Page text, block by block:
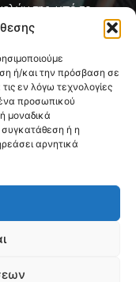
ή/και την πρόσβαση σε
εν λόγω τεχνολογίες
προσωπικού
μοναδικά
ή η
αρνητικά
της, υπό το
(Υπηρετώ δια της